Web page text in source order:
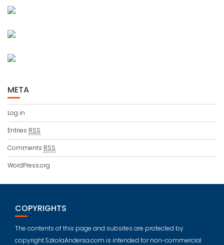
META
Log in
Entries RSS
Comments RSS
WordPress.org
COPYRIGHTS
The contents of this page and subsites are protected by
copyright.SzkolaAndersa.com is intended for non-commercial